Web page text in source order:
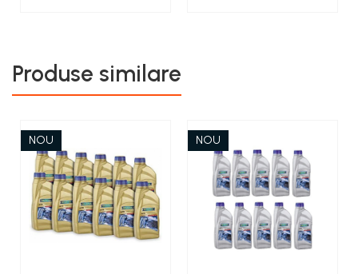
Produse similare
NOU NOU